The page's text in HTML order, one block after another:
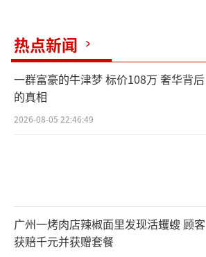
热点新闻
一群富豪的牛津梦 标价108万 奢华背后
的真相
2026-08-05 22:46:49
广州一烤肉店辣椒面里发现活蠼螋 顾客
获赔千元并获赠套餐